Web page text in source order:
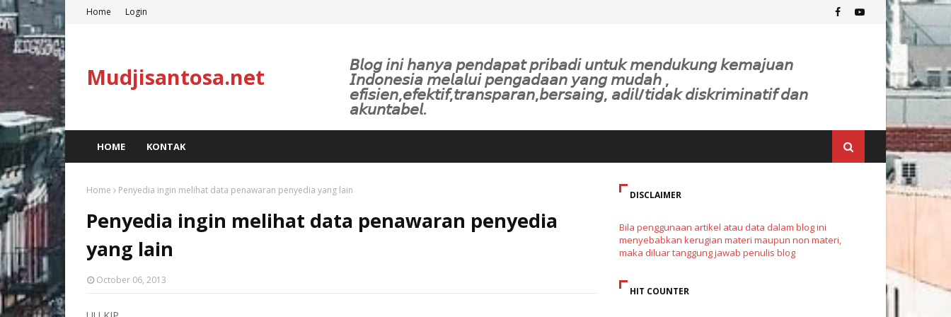
Home Login
Mudjisantosa.net 𝘉𝘭𝘰𝘨 𝘪𝘯𝘪 𝘩𝘢𝘯𝘺𝘢 𝘱𝘦𝘯𝘥𝘢𝘱𝘢𝘵 𝘱𝘳𝘪𝘣𝘢𝘥𝘪 𝘶𝘯𝘵𝘶𝘬 𝘮𝘦𝘯𝘥𝘶𝘬𝘶𝘯𝘨 𝘬𝘦𝘮𝘢𝘫𝘶𝘢𝘯
𝘐𝘯𝘥𝘰𝘯𝘦𝘴𝘪𝘢 𝘮𝘦𝘭𝘢𝘭𝘶𝘪 𝘱𝘦𝘯𝘨𝘢𝘥𝘢𝘢𝘯 𝘺𝘢𝘯𝘨 𝘮𝘶𝘥𝘢𝘩 ,
𝘦𝘧𝘪𝘴𝘪𝘦𝘯,𝘦𝘧𝘦𝘬𝘵𝘪𝘧,𝘵𝘳𝘢𝘯𝘴𝘱𝘢𝘳𝘢𝘯,𝘣𝘦𝘳𝘴𝘢𝘪𝘯𝘨, 𝘢𝘥𝘪𝘭/𝘵𝘪𝘥𝘢𝘬 𝘥𝘪𝘴𝘬𝘳𝘪𝘮𝘪𝘯𝘢𝘵𝘪𝘧 𝘥𝘢𝘯
𝘢𝘬𝘶𝘯𝘵𝘢𝘣𝘦𝘭.
HOME KONTAK
Home Penyedia ingin melihat data penawaran penyedia yang lain
Penyedia ingin melihat data penawaran penyedia
yang lain
October 06, 2013
DISCLAIMER
Bila penggunaan artikel atau data dalam blog ini
menyebabkan kerugian materi maupun non materi,
maka diluar tanggung jawab penulis blog
HIT COUNTER